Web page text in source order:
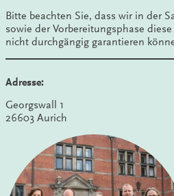
Bitte beachten Sie, dass wir in der
sowie der Vorbereitungsphase
nicht durchgängig garantieren
Adresse:
Georgswall 1
26603 Aurich